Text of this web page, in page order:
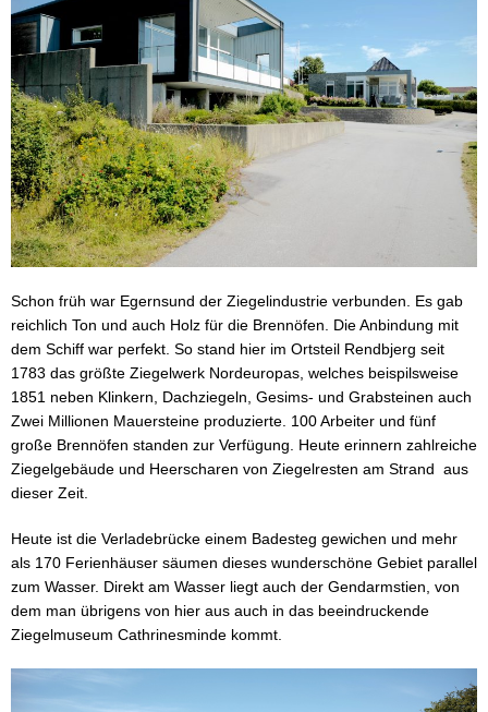
Schon früh war Egernsund der Ziegelindustrie verbunden. Es gab
reichlich Ton und auch Holz für die Brennöfen. Die Anbindung mit
dem Schiff war perfekt. So stand hier im Ortsteil Rendbjerg seit
1783 das größte Ziegelwerk Nordeuropas, welches beispilsweise
1851 neben Klinkern, Dachziegeln, Gesims- und Grabsteinen auch
Zwei Millionen Mauersteine produzierte. 100 Arbeiter und fünf
große Brennöfen standen zur Verfügung. Heute erinnern zahlreiche
Ziegelgebäude und Heerscharen von Ziegelresten am Strand aus
dieser Zeit.
Heute ist die Verladebrücke einem Badesteg gewichen und mehr
als 170 Ferienhäuser säumen dieses wunderschöne Gebiet parallel
zum Wasser. Direkt am Wasser liegt auch der Gendarmstien, von
dem man übrigens von hier aus auch in das beeindruckende
Ziegelmuseum Cathrinesminde kommt.